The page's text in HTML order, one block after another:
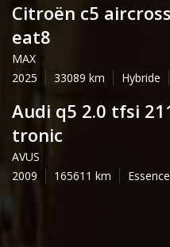
citroën c5 aircross hybrid 145cv max
eat8
MAX
2025
33089 Hybride
audi q5 2.0 tfsi 211 avus suattro s
tronic
AVUS
2009
165611 Essence